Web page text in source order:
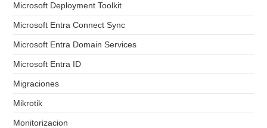
Microsoft Deployment Toolkit
Microsoft Entra Connect Sync
Microsoft Entra Domain Services
Microsoft Entra ID
Migraciones
Mikrotik
Monitorizacion